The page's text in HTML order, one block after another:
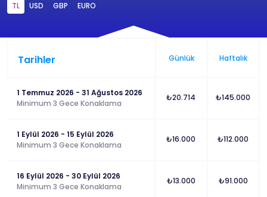
TL USD GBP EURO
Tarihler Günlük Haftalık
1 Temmuz 2026 - 31 Ağustos 2026
Minimum 3 Gece Konaklama
₺20.714 ₺145.000
1 Eylül 2026 - 15 Eylül 2026
Minimum 3 Gece Konaklama
₺16.000 ₺112.000
16 Eylül 2026 - 30 Eylül 2026
Minimum 3 Gece Konaklama
₺13.000 ₺91.000